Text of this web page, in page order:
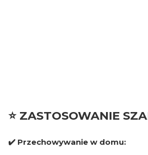
⭐ ZASTOSOWANIE
✔️ Przechowywanie w domu: